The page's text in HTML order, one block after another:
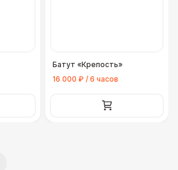
Батут «Крепость»
16 000 ₽ / 6 часов